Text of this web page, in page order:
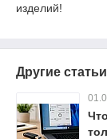
изделий!
Другие